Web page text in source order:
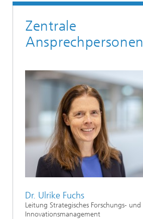
Zentrale
Ansprechpersonen
Dr. Ulrike Fuchs
Leitung Strategisches Forschungs- und
Innovationsmanagement